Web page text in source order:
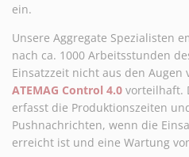
ein.
Unsere Aggregate Spezialisten
nach ca. 1000 Arbeitsstunden
Einsatzzeit nicht aus den
ATEMAG Control 4.0 vorteilhaft.
erfasst die Produktionszeiten
Pushnachrichten, wenn die
erreicht ist und eine Wartung